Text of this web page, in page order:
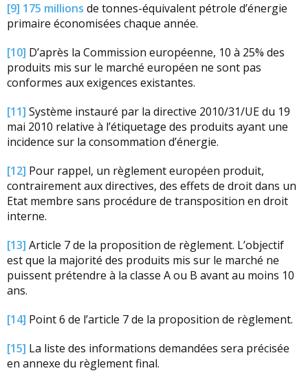
[9] 175 millions de tonnes-équivalent pétrole d’énergie
primaire économisées chaque année.
[10] D’après la Commission européenne, 10 à 25% des
produits mis sur le marché européen ne sont pas
conformes aux exigences existantes.
[11] Système instauré par la directive 2010/31/UE du 19
mai 2010 relative à l’étiquetage des produits ayant une
incidence sur la consommation d’énergie.
[12] Pour rappel, un règlement européen produit,
contrairement aux directives, des effets de droit dans un
Etat membre sans procédure de transposition en droit
interne.
[13] Article 7 de la proposition de règlement. L’objectif
est que la majorité des produits mis sur le marché ne
puissent prétendre à la classe A ou B avant au moins 10
ans.
[14] Point 6 de l’article 7 de la proposition de règlement.
[15] La liste des informations demandées sera précisée
en annexe du règlement final.